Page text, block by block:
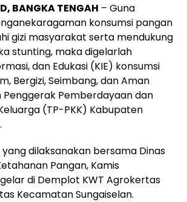
BANGKA TENGAH – Guna
konsumsi pangan
gizi masyarakat serta mendukung
stunting, maka digelarlah
dan Edukasi (KIE) konsumsi
Bergizi, Seimbang, dan Aman
Penggerak Pemberdayaan dan
(TP-PKK) Kabupaten
yang dilaksanakan bersama Dinas
Pangan, Kamis
di Demplot KWT Agrokertas
Kecamatan Sungaiselan.